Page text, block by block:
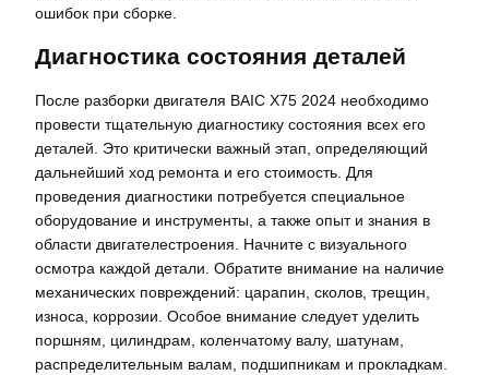
ошибок при сборке.
Диагностика состояния деталей
После разборки двигателя BAIC X75 2024 необходимо
провести тщательную диагностику состояния всех его
деталей. Это критически важный этап, определяющий
дальнейший ход ремонта и его стоимость. Для
проведения диагностики потребуется специальное
оборудование и инструменты, а также опыт и знания в
области двигателестроения. Начните с визуального
осмотра каждой детали. Обратите внимание на наличие
механических повреждений: царапин, сколов, трещин,
износа, коррозии. Особое внимание следует уделить
поршням, цилиндрам, коленчатому валу, шатунам,
распределительным валам, подшипникам и прокладкам.